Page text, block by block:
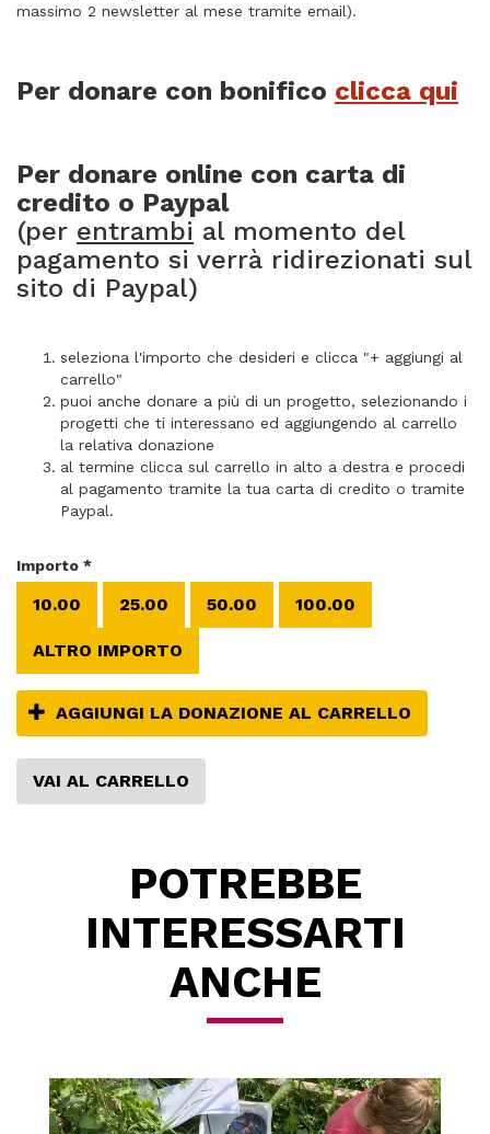
massimo 2 newsletter al mese tramite email).
Per donare con bonifico clicca qui
Per donare online con carta di
credito o Paypal
(per entrambi al momento del
pagamento si verrà ridirezionati sul
sito di Paypal)
seleziona l'importo che desideri e clicca "+ aggiungi al
carrello"
puoi anche donare a più di un progetto, selezionando i
progetti che ti interessano ed aggiungendo al carrello
la relativa donazione
al termine clicca sul carrello in alto a destra e procedi
al pagamento tramite la tua carta di credito o tramite
Paypal.
Importo *
10.00 25.00 50.00 100.00
ALTRO IMPORTO
AGGIUNGI LA DONAZIONE AL CARRELLO
VAI AL CARRELLO
POTREBBE
INTERESSARTI
ANCHE